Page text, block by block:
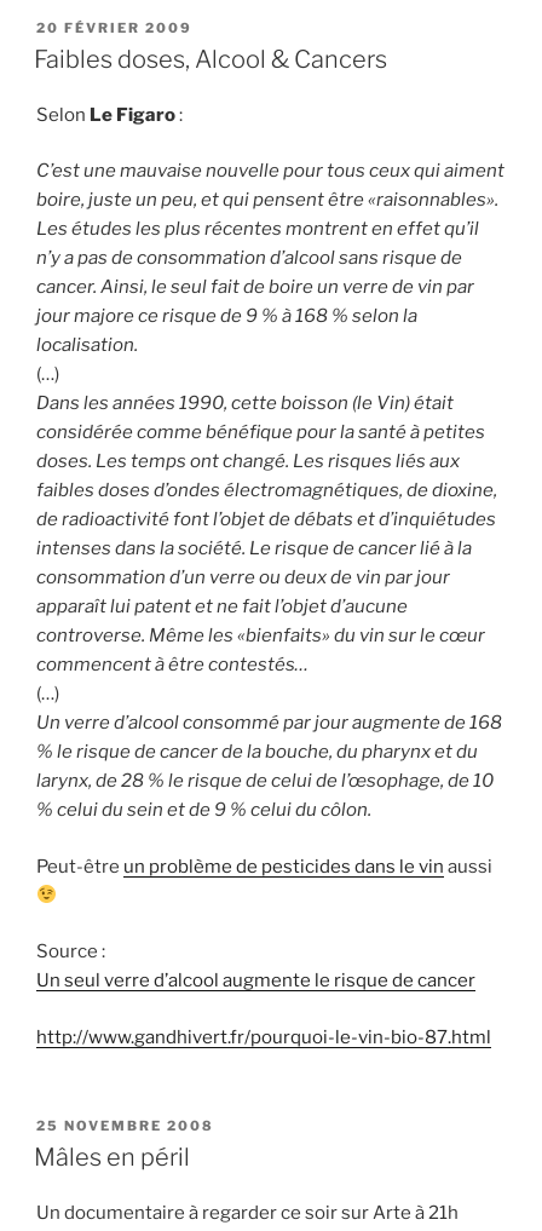
PUBLIÉ
LE
20 FÉVRIER 2009
Faibles doses, Alcool & Cancers
Selon Le Figaro:
C’est une mauvaise nouvelle pour tous ceux qui aiment
boire, juste un peu, et qui pensent être «raisonnables».
Les études les plus récentes montrent en effet qu’il
n’y a pas de consommation d’alcool sans risque de
cancer. Ainsi, le seul fait de boire un verre de vin par
jour majore ce risque de 9 % à 168 % selon la
localisation.
(…)
Dans les années 1990, cette boisson (le Vin) était
considérée comme bénéfique pour la santé à petites
doses. Les temps ont changé. Les risques liés aux
faibles doses d’ondes électromagnétiques, de dioxine,
de radioactivité font l’objet de débats et d’inquiétudes
intenses dans la société. Le risque de cancer lié à la
consommation d’un verre ou deux de vin par jour
apparaît lui patent et ne fait l’objet d’aucune
controverse. Même les «bienfaits» du vin sur le cœur
commencent à être contestés…
(…)
Un verre d’alcool consommé par jour augmente de 168
% le risque de cancer de la bouche, du pharynx et du
larynx, de 28 % le risque de celui de l’œsophage, de 10
% celui du sein et de 9 % celui du côlon.
Peut-être un problème de pesticides dans le vin aussi
Source :
Un seul verre d’alcool augmente le risque de cancer
http://www.gandhivert.fr/pourquoi-le-vin-bio-87.html
PUBLIÉ
LE
25 NOVEMBRE 2008
Mâles en péril
Un documentaire à regarder ce soir sur Arte à 21h